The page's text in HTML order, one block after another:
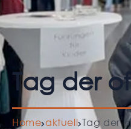
Tag der
Home aktuell Tag der